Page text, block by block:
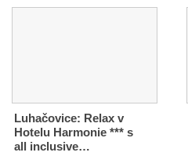
Luhačovice: Relax v
Hotelu Harmonie *** s
all inclusive…